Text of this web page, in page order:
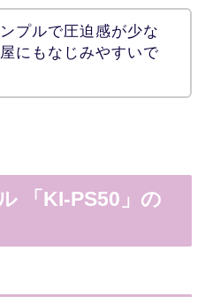
プルで圧迫感が少な
にもなじみやすいで
「KI-PS50」の